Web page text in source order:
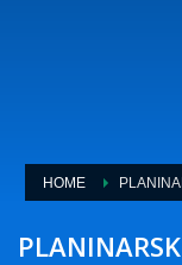
HOME